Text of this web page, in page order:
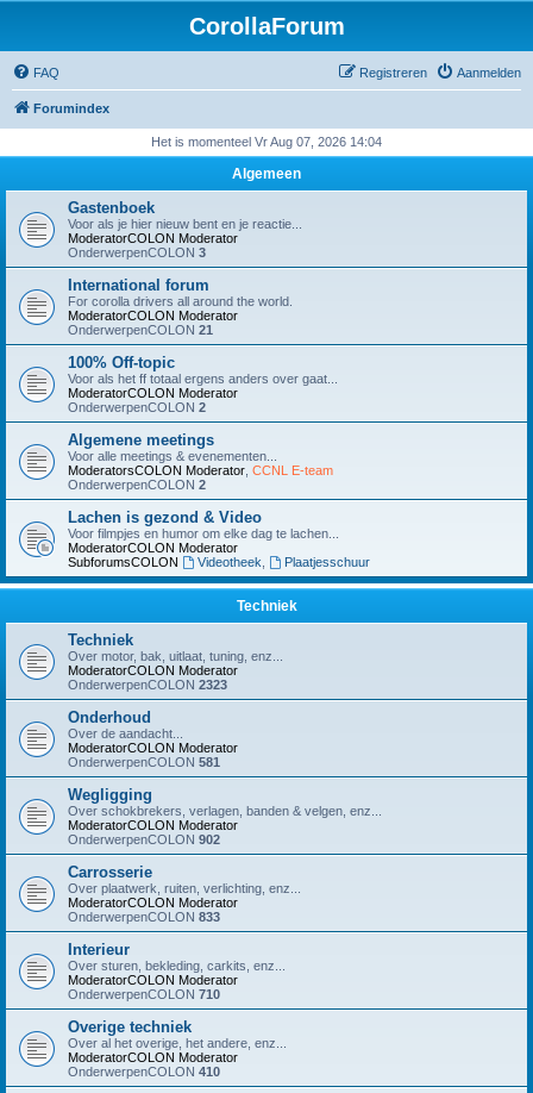
CorollaForum
FAQ Aanmelden
Registreren
Forumindex
Het is momenteel Vr Aug 07, 2026 14:04
Algemeen
Gastenboek
Voor als je hier nieuw bent en je reactie...
ModeratorCOLON Moderator
OnderwerpenCOLON 3
International forum
For corolla drivers all around the world.
ModeratorCOLON Moderator
OnderwerpenCOLON 21
100% Off-topic
Voor als het ff totaal ergens anders over gaat...
ModeratorCOLON Moderator
OnderwerpenCOLON 2
Algemene meetings
Voor alle meetings & evenementen...
ModeratorsCOLON Moderator CCNL E-team
OnderwerpenCOLON 2
Lachen is gezond & Video
Voor filmpjes en humor om elke dag te lachen...
ModeratorCOLON Moderator
SubforumsCOLON
Videotheek Plaatjesschuur
Techniek
Techniek
Over motor, bak, uitlaat, tuning, enz...
ModeratorCOLON Moderator
OnderwerpenCOLON 2323
Onderhoud
Over de aandacht...
ModeratorCOLON Moderator
OnderwerpenCOLON 581
Wegligging
Over schokbrekers, verlagen, banden & velgen, enz...
ModeratorCOLON Moderator
OnderwerpenCOLON 902
Carrosserie
Over plaatwerk, ruiten, verlichting, enz...
ModeratorCOLON Moderator
OnderwerpenCOLON 833
Interieur
Over sturen, bekleding, carkits, enz...
ModeratorCOLON Moderator
OnderwerpenCOLON 710
Overige techniek
Over al het overige, het andere, enz...
ModeratorCOLON Moderator
OnderwerpenCOLON 410